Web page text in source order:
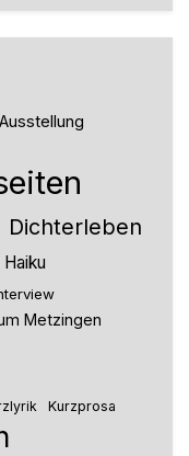
Ausstellung
Dichterleben
Haiku
Metzingen
Kurzprosa